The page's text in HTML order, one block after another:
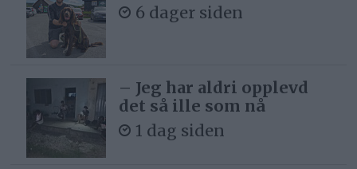
6 dager siden
– Jeg har aldri opplevd
det så ille som nå
1 dag siden